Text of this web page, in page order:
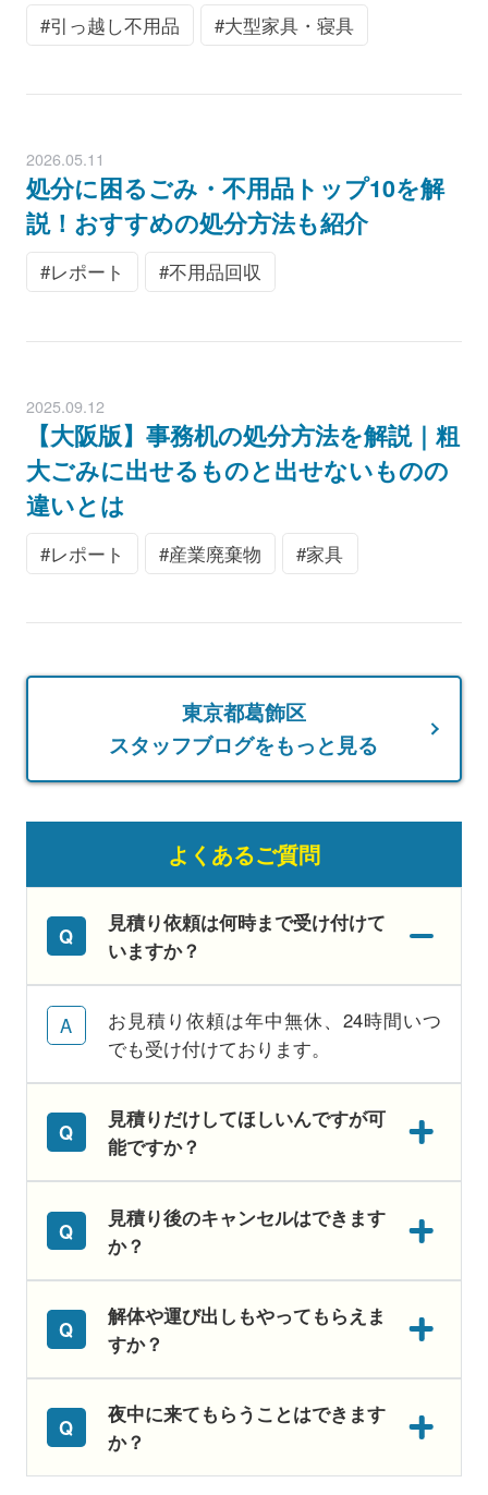
引っ越し不用品
大型家具・寝具
2026.05.11
処分に困るごみ・不用品トップ10を解
説！おすすめの処分方法も紹介
レポート 不用品回収
2025.09.12
【大阪版】事務机の処分方法を解説｜粗
大ごみに出せるものと出せないものの
違いとは
レポート 産業廃棄物 家具
東京都葛飾区
スタッフブログをもっと見る
よくあるご質問
見積り依頼は何時まで受け付けて
いますか？
お見積り依頼は年中無休、24時間いつ
でも受け付けております。
見積りだけしてほしいんですが可
能ですか？
見積り後のキャンセルはできます
か？
解体や運び出しもやってもらえま
すか？
夜中に来てもらうことはできます
か？